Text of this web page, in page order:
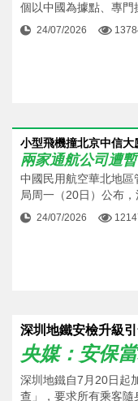
個以中國為據點、專門
24/07/2026
小型飛機撞北京中信大
中國民用航空華北地區
局周一（20日）公布，
24/07/2026
深圳地鐵安檢升級
央媒：安保
深圳地鐵自7月20日起
查」，要求所有乘客隨